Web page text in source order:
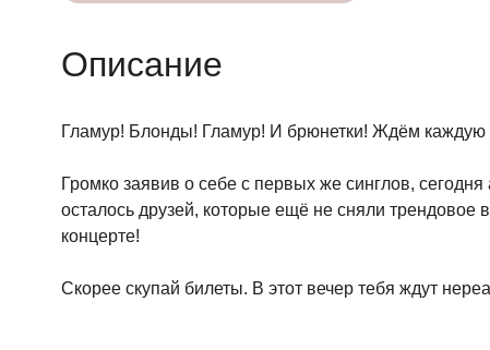
Описание
Гламур! Блонды! Гламур! И брюнетки! Ждём каждую
Громко заявив о себе с первых же синглов,
осталось друзей, которые ещё не сняли
концерте!
Скорее скупай билеты. В этот вечер тебя ждут